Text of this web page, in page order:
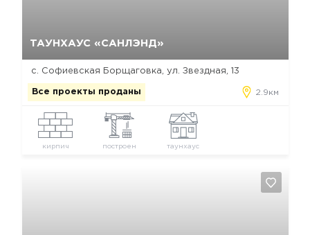
ТАУНХАУС «САНЛЭНД»
с. Софиевская Борщаговка, ул. Звездная, 13
Все проекты проданы 2.9км
кирпич построен таунхаус